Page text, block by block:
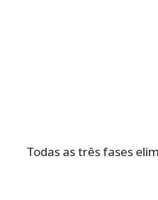
Todas as três fases